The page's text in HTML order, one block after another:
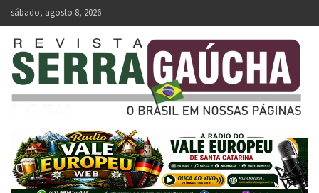
Skip
to
content
sábado, agosto 8, 2026
Revista Serra Gaúcha